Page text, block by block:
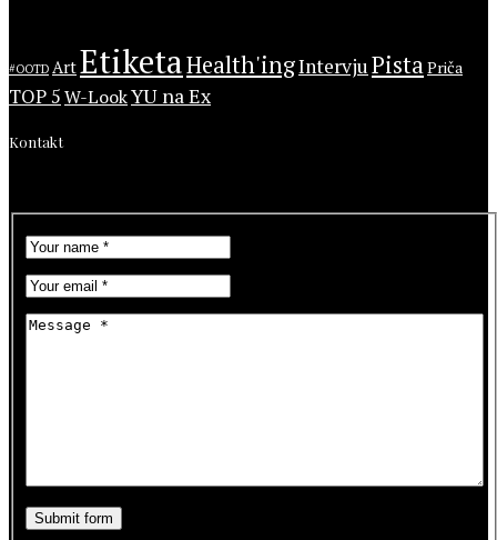
#OOTD ArtEtiketaHealth'ingIntervju PistaPriča
TOP 5W-LookYU na Ex
Kontakt